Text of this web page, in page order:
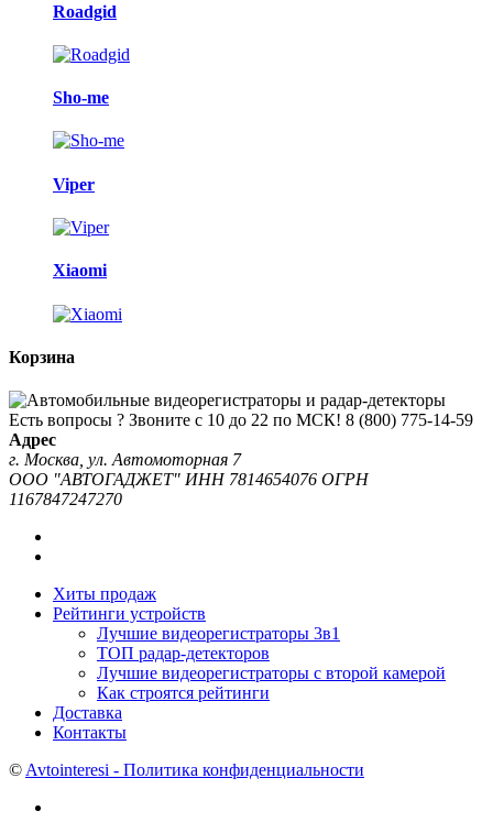
Roadgid
Sho-me
Viper
Xiaomi
Корзина
Есть вопросы ? Звоните с 10 до 22 по МСК! 8 (800) 775-14-59
Адрес
г. Москва, ул. Автомоторная 7
ООО "АВТОГАДЖЕТ" ИНН 7814654076 ОГРН
1167847247270
Хиты продаж
Рейтинги устройств
Лучшие видеорегистраторы 3в1
ТОП радар-детекторов
Лучшие видеорегистраторы с второй камерой
Как строятся рейтинги
Доставка
Контакты
© Avtointeresi - Политика конфиденциальности